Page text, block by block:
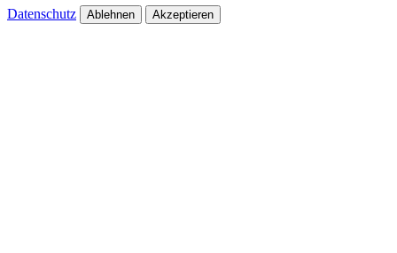
Datenschutz Ablehnen Akzeptieren